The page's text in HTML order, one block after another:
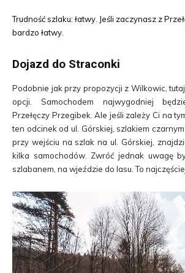
Trudność szlaku: łatwy. Jeśli zaczynasz z
bardzo łatwy.
Dojazd do Straconki
Podobnie jak przy propozycji z Wilkowic,
opcji. Samochodem najwygodniej
Przełęczy Przegibek. Ale jeśli zależy Ci na
ten odcinek od ul. Górskiej, szlakiem
przy wejściu na szlak na ul. Górskiej,
kilka samochodów. Zwróć jednak uwagę
szlabanem, na wjeździe do lasu. To